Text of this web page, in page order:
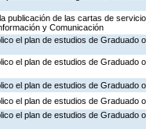
publicación de las cartas de
y Comunicación
el plan de estudios de Graduado
el plan de estudios de Graduado
el plan de estudios de Graduado
el plan de estudios de Graduado
el plan de estudios de Graduado